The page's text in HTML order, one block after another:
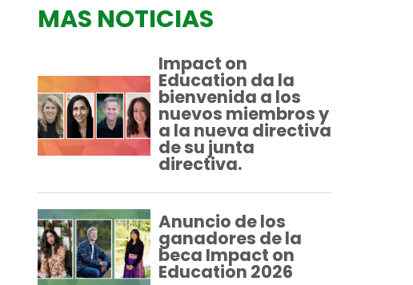
MAS NOTICIAS
Impact on
Education da la
bienvenida a los
nuevos miembros y
a la nueva directiva
de su junta
directiva.
Anuncio de los
ganadores de la
beca Impact on
Education 2026